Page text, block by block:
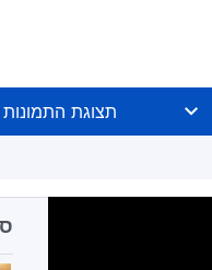
תצוגת התמונות